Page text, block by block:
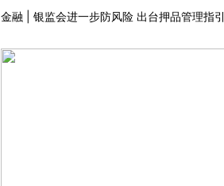
金融
银监会进一步防风险 出台押品管理指引